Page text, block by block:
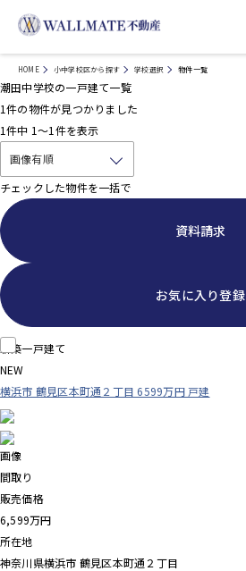
HOME 小中学校区から探す 学校選択 物件一覧
潮田中学校の一戸建て一覧
1件の物件が見つかりました
1件中 1～1 件を表示
チェックした物件を一括で
資料請求
お気に入り登録
新築一戸建て
NEW
横浜市 鶴見区本町通２丁目 6599万円 戸建
画像
間取り
販売価格
6,599万円
所在地
神奈川県横浜市 鶴見区本町通２丁目